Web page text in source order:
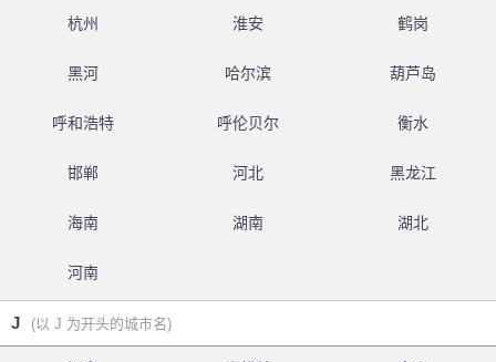
杭州 淮安 鹤岗
黑河 哈尔滨 葫芦岛
呼和浩特 呼伦贝尔 衡水
邯郸 河北 黑龙江
海南 湖南 湖北
河南
J (以 J 为开头的城市名)